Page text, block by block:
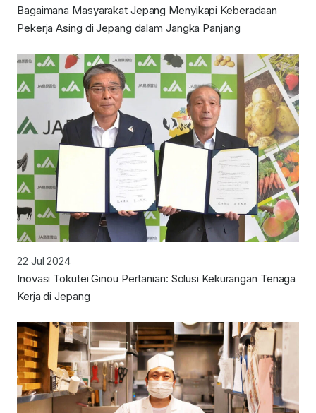
Bagaimana Masyarakat Jepang Menyikapi Keberadaan
Pekerja Asing di Jepang dalam Jangka Panjang
22 Jul 2024
Inovasi Tokutei Ginou Pertanian: Solusi Kekurangan Tenaga
Kerja di Jepang